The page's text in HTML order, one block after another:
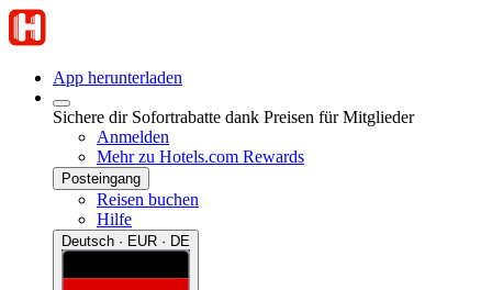
App herunterladen
Sichere dir Sofortrabatte dank Preisen für Mitglieder
Anmelden
Mehr zu Hotels.com Rewards
Posteingang
Reisen buchen
Hilfe
Deutsch · EUR · DE